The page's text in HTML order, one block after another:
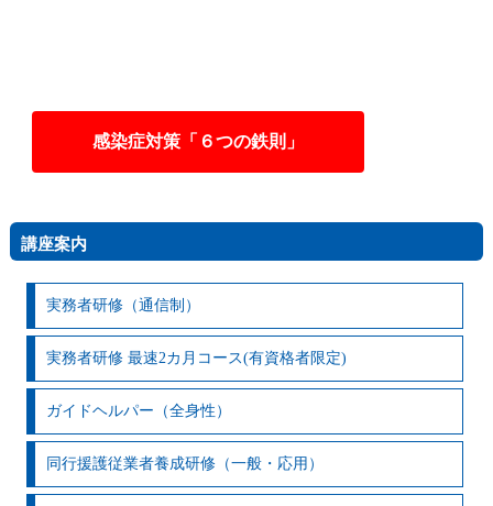
感染症対策「６つの鉄則」
講座案内
実務者研修（通信制）
実務者研修 最速2カ月コース(有資格者限定)
ガイドヘルパー（全身性）
同行援護従業者養成研修（一般・応用）